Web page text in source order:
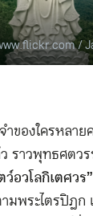
/
ำของใครหลา
ราวพุทธศตว
อวโลกิเตศวร”
พระไตรปิฎก